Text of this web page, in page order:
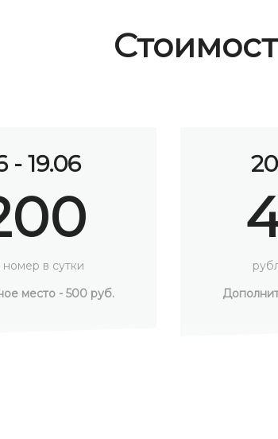
- 30.06
в сутки
место - 500 руб.